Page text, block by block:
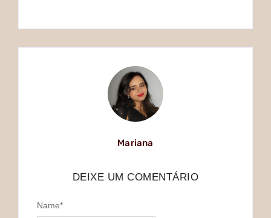
Mariana
DEIXE UM COMENTÁRIO
Name*